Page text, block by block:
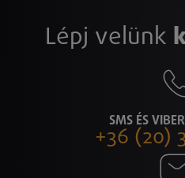
Lépj velünk
SMS ÉS
+36 (20)